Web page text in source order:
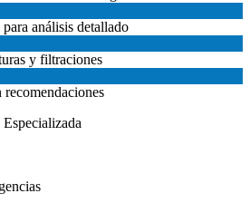
análisis detallado
y filtraciones